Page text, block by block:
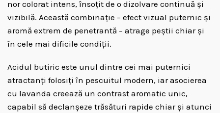
nor colorat intens, însoțit de o dizolvare continuă și
vizibilă. Această combinație – efect vizual puternic și
aromă extrem de penetrantă – atrage peștii chiar și
în cele mai dificile condiții.
Acidul butiric este unul dintre cei mai puternici
atractanți folosiți în pescuitul modern, iar asocierea
cu lavanda creează un contrast aromatic unic,
capabil să declanșeze trăsături rapide chiar și atunci